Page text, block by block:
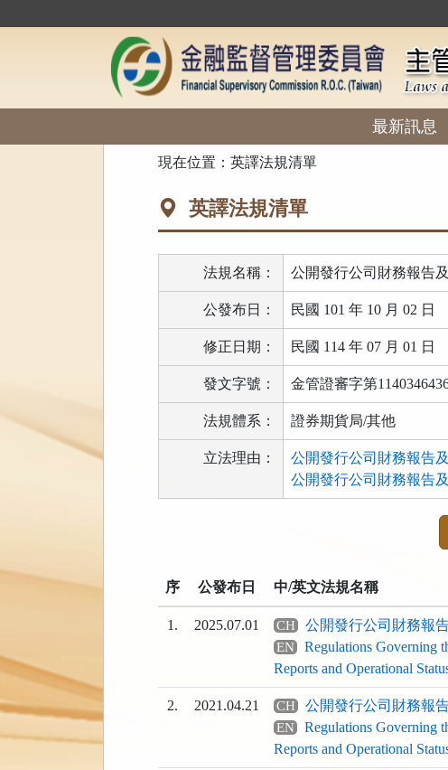
到
最新訊息
現在位置：英譯法規清單
英譯法規清單
法規名稱： 公開發行公司財務報告
公發布日： 民國 101 年 10 月 02 日
修正日期： 民國 114 年 07 月 01 日
發文字號： 金管證審字第
法規體系： 證券期貨局/其他
立法理由：
公開發行公司財務報告
公開發行公司財務報告
能
按
鈕
序 公發布日 中/英文法規名稱
1. 2025.07.01 CH 公開發行公司財務報
EN
Regulations Governing
Reports and Operational
2. 2021.04.21 CH 公開發行公司財務報
EN
Regulations Governing
Reports and Operational